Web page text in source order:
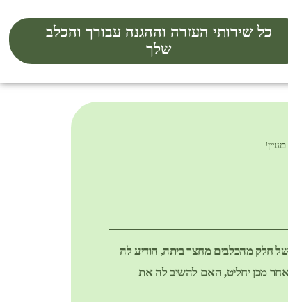
כל שירותי העזרה וההגנה עבורך והכלב
שלך
נוספת של חלק מהכלבים מחצר ביתה, הודיע לה
מכן יחליט, האם להשיב לה את